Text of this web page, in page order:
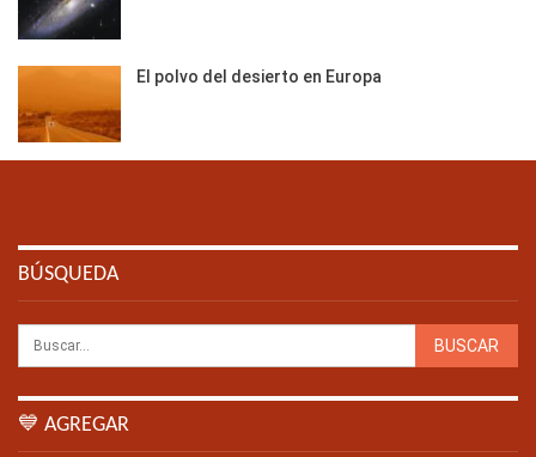
El polvo del desierto en Europa
BÚSQUEDA
💙 AGREGAR